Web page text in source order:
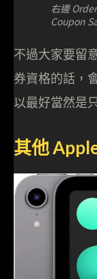
右邊
Coupon
不過大家要留
券資格的話，
以最好當然是
其他